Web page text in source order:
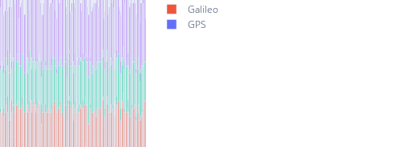
Galileo
GPS